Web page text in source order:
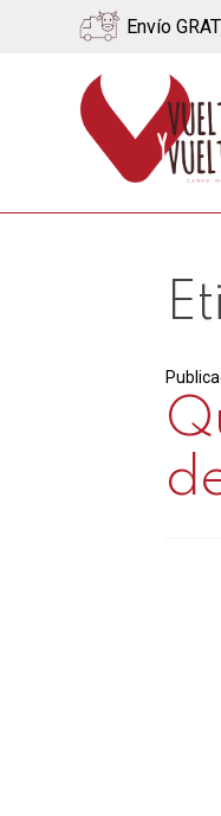
Envío
Ir
a
navegación
Ir
al
contenido